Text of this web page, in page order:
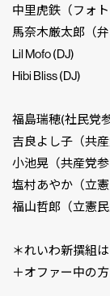
中里虎鉄（フォト
馬奈木厳太郎（弁
Lil Mofo (DJ)
Hibi Bliss (DJ)
福島瑞穂(社民党
吉良よし子（共産
小池晃（共産党参
塩村あやか（立
福山哲郎（立憲民
＊れいわ新撰組
＋オファー中の